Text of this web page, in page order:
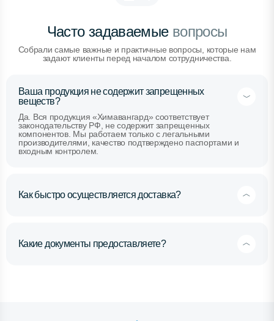
Часто задаваемыевопросы
Собрали самые важные и практичные вопросы, которые нам
задают клиенты перед началом сотрудничества.
Ваша продукция не содержит запрещенных
веществ?
Да. Вся продукция «Химавангард» соответствует
законодательству РФ, не содержит запрещенных
компонентов. Мы работаем только с легальными
производителями, качество подтверждено паспортами и
входным контролем.
Как быстро осуществляется доставка?
Какие документы предоставляете?